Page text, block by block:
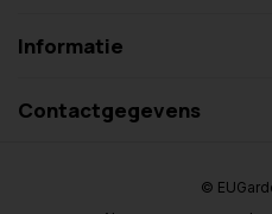
Informatie
Contactgegevens
©